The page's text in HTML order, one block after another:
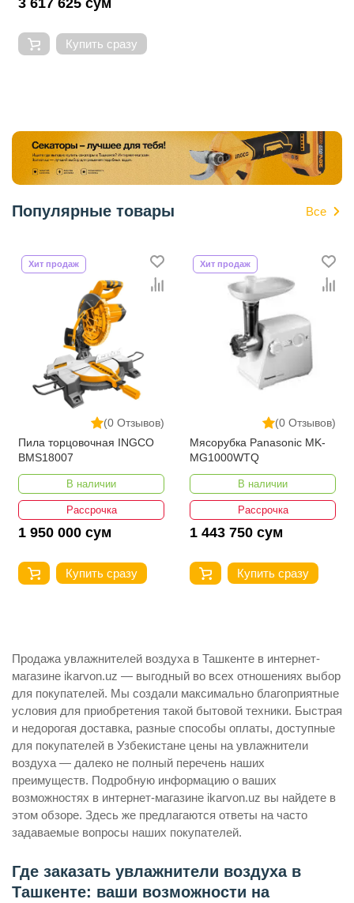
3 617 625 сум
Купить сразу
Популярные товары Все
(0 Отзывов)
Хит продаж
Пила торцовочная INGCO
BMS18007
В наличии
Рассрочка
1 950 000 сум
Купить сразу
(0 Отзывов)
Хит продаж
Мясорубка Panasonic MK-
MG1000WTQ
В наличии
Рассрочка
1 443 750 сум
Купить сразу
Продажа увлажнителей воздуха в Ташкенте в интернет-
магазине ikarvon.uz — выгодный во всех отношениях выбор
для покупателей. Мы создали максимально благоприятные
условия для приобретения такой бытовой техники. Быстрая
и недорогая доставка, разные способы оплаты, доступные
для покупателей в Узбекистане цены на увлажнители
воздуха — далеко не полный перечень наших
преимуществ. Подробную информацию о ваших
возможностях в интернет-магазине ikarvon.uz вы найдете в
этом обзоре. Здесь же предлагаются ответы на часто
задаваемые вопросы наших покупателей.
Где заказать увлажнители воздуха в
Ташкенте: ваши возможности на